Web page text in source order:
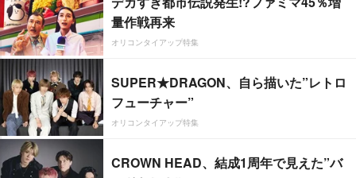
量作戦再来
オリコンタイアップ特集
SUPER★DRAGON、自ら描いた”レトロ
フューチャー”
オリコンタイアップ特集
CROWN HEAD、結成1周年で見えた”バ